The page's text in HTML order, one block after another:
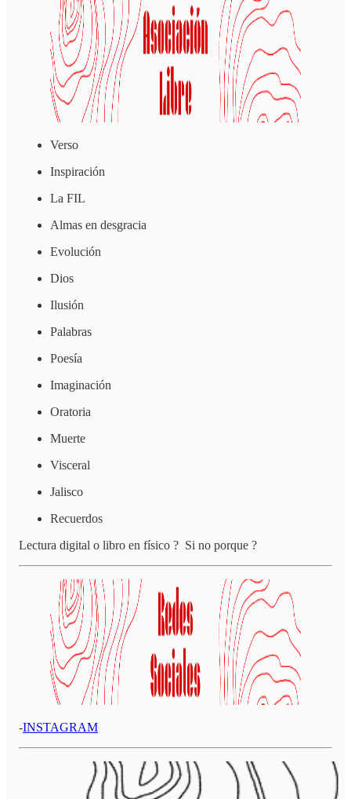
Verso
Inspiración
La FIL
Almas en desgracia
Evolución
Dios
Ilusión
Palabras
Poesía
Imaginación
Oratoria
Muerte
Visceral
Jalisco
Recuerdos
Lectura digital o libro en físico ? Si no porque ?
-INSTAGRAM